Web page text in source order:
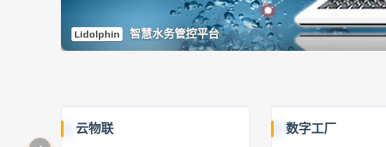
Lidolphin 智慧水务管控平台
云物联 数字工厂